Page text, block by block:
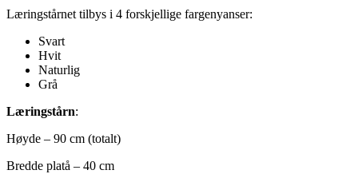
Læringstårnet tilbys i 4 forskjellige fargenyanser:
Svart
Hvit
Naturlig
Grå
Læringstårn:
Høyde – 90 cm (totalt)
Bredde platå – 40 cm